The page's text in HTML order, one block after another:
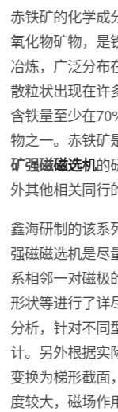
赤铁矿的化学成
氧化物矿物，是
冶炼，广泛分布
散粒状出现在许
含铁量至少在
物之一。赤铁矿
矿强磁磁选机的
外其他相关同行
鑫海研制的该系
强磁磁选机是尽
系相邻一对磁极
形状等进行了详
分析，针对不同
计。另外根据实
变换为梯形截面
度较大，磁场作